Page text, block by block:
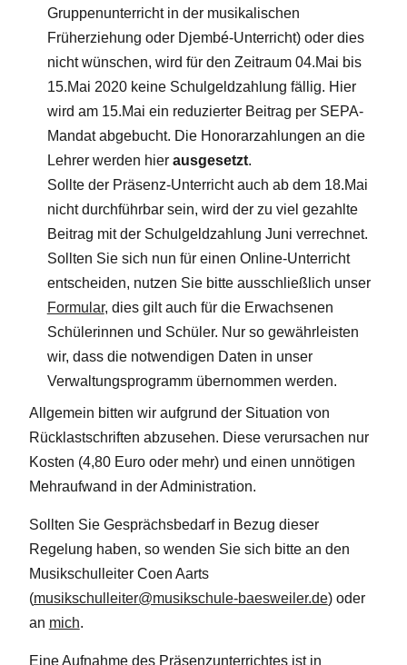
Gruppenunterricht in der musikalischen
Früherziehung oder Djembé-Unterricht) oder dies
nicht wünschen, wird für den Zeitraum 04.Mai bis
15.Mai 2020 keine Schulgeldzahlung fällig. Hier
wird am 15.Mai ein reduzierter Beitrag per SEPA-
Mandat abgebucht. Die Honorarzahlungen an die
Lehrer werden hier ausgesetzt.
Sollte der Präsenz-Unterricht auch ab dem 18.Mai
nicht durchführbar sein, wird der zu viel gezahlte
Beitrag mit der Schulgeldzahlung Juni verrechnet.
Sollten Sie sich nun für einen Online-Unterricht
entscheiden, nutzen Sie bitte ausschließlich unser
Formular, dies gilt auch für die Erwachsenen
Schülerinnen und Schüler. Nur so gewährleisten
wir, dass die notwendigen Daten in unser
Verwaltungsprogramm übernommen werden.
Allgemein bitten wir aufgrund der Situation von
Rücklastschriften abzusehen. Diese verursachen nur
Kosten (4,80 Euro oder mehr) und einen unnötigen
Mehraufwand in der Administration.
Sollten Sie Gesprächsbedarf in Bezug dieser
Regelung haben, so wenden Sie sich bitte an den
Musikschulleiter Coen Aarts
(musikschulleiter@musikschule-baesweiler.de) oder
an mich.
Eine Aufnahme des Präsenzunterrichtes ist in